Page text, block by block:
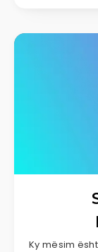
Ky mësim